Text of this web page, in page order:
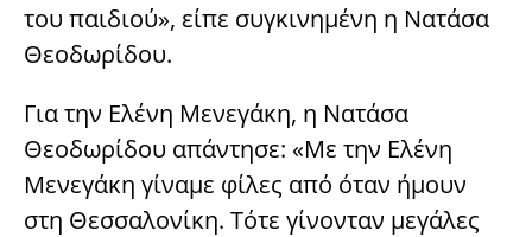
του παιδιού», είπε συγκινημένη η Νατάσα
Θεοδωρίδου.
Για την Ελένη Μενεγάκη, η Νατάσα
Θεοδωρίδου απάντησε: «Με την Ελένη
Μενεγάκη γίναμε φίλες από όταν ήμουν
στη Θεσσαλονίκη. Τότε γίνονταν μεγάλες